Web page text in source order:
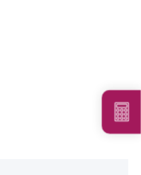
indiquées ne